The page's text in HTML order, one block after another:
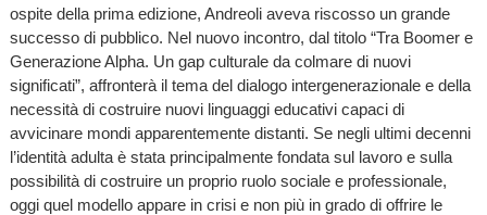
ospite della prima edizione, Andreoli aveva riscosso un grande
successo di pubblico. Nel nuovo incontro, dal titolo “Tra Boomer e
Generazione Alpha. Un gap culturale da colmare di nuovi
significati”, affronterà il tema del dialogo intergenerazionale e della
necessità di costruire nuovi linguaggi educativi capaci di
avvicinare mondi apparentemente distanti. Se negli ultimi decenni
l’identità adulta è stata principalmente fondata sul lavoro e sulla
possibilità di costruire un proprio ruolo sociale e professionale,
oggi quel modello appare in crisi e non più in grado di offrire le